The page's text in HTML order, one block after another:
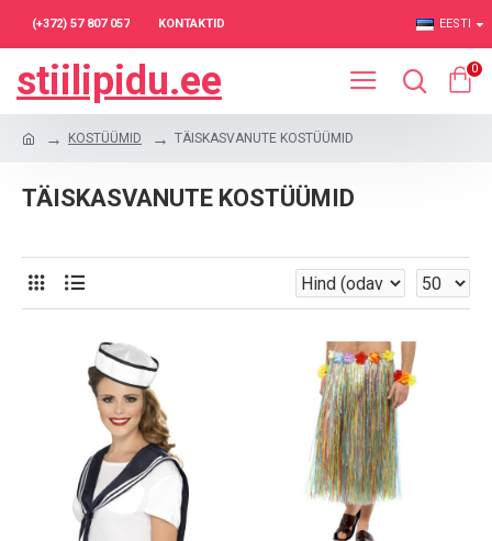
(+372) 57 807 057 KONTAKTID EESTI
stiilipidu.ee 0
KOSTÜÜMID TÄISKASVANUTE KOSTÜÜMID
TÄISKASVANUTE KOSTÜÜMID